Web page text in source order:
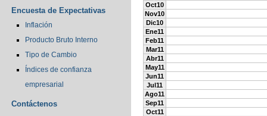
Encuesta de Expectativas
Inflación
Producto Bruto Interno
Tipo de Cambio
Índices de confianza
empresarial
Contáctenos
Oct10
Nov10
Dic10
Ene11
Feb11
Mar11
Abr11
May11
Jun11
Jul11
Ago11
Sep11
Oct11